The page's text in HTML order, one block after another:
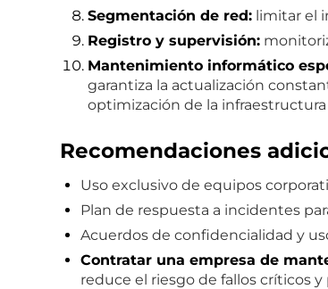
Segmentación de red: limitar el
Registro y supervisión:
Mantenimiento informático
garantiza la actualización
optimización de la
Recomendaciones
Uso exclusivo de equipos
Plan de respuesta a incidentes
Acuerdos de confidencialidad y
Contratar una empresa de
reduce el riesgo de fallos críticos